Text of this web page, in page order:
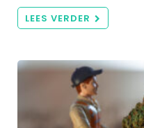
LEES VERDER